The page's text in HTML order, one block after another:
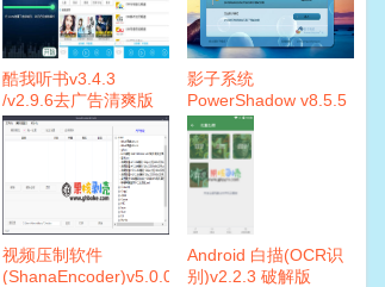
酷我听书v3.4.3
/v2.9.6去广告清爽版
影子系统
PowerShadow v8.5.5
永久免费版
视频压制软件
(ShanaEncoder)v5.0.0.4
Android 白描(OCR识
别)v2.2.3 破解版